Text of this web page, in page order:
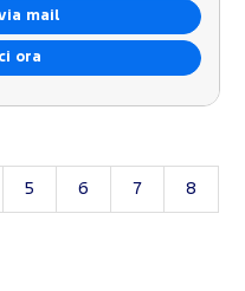
mail
ora
5 6 7 8